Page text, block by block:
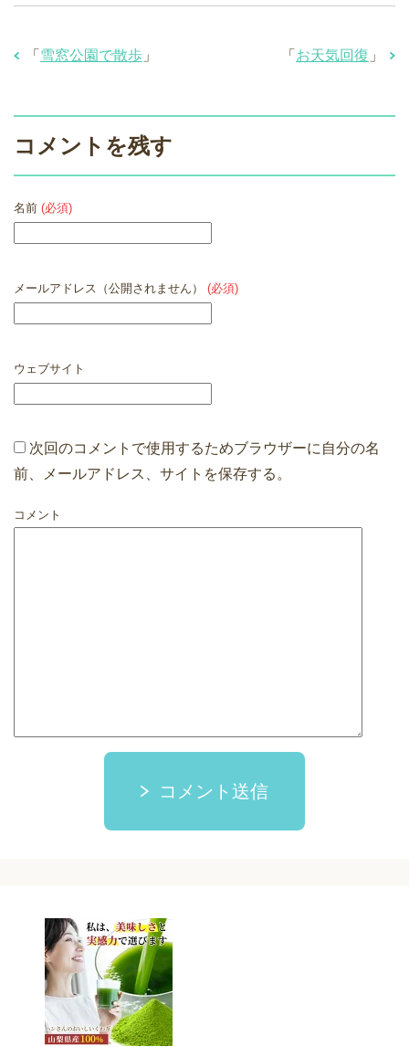
「 お天気回復 」
「 雪窓公園で散歩 」
コメントを残す
名前 (必須)
メールアドレス（公開されません） (必須)
ウェブサイト
次回のコメントで使用するためブラウザーに自分の名
前、メールアドレス、サイトを保存する。
コメント
コメント送信